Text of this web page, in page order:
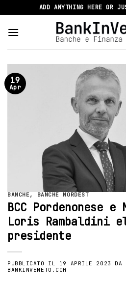
to
content
ADD ANYTHING HERE OR
19
Apr
BANCHE, BANCHE NORDEST
BCC Pordenonese
Loris Rambaldini
presidente
PUBBLICATO IL 19 APRILE 2023 DA
BANKINVENETO.COM